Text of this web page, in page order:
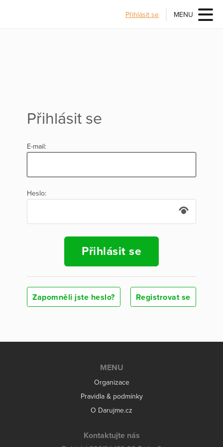
Přihlásit se MENU
Přihlásit se
E-mail:
Heslo:
Přihlásit se
Zapomněli jste heslo? Registrovat se
MENU
Organizace
Pravidla & podmínky
O Darujme.cz
Kontaktujte nás